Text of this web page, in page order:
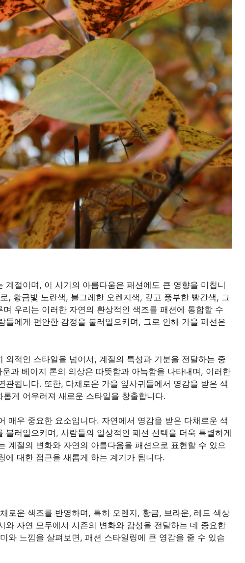
계절이며, 이 시기의 아름다움은 패션에도 큰 영향을 미칩니
, 황금빛 노란색, 불그레한 오렌지색, 깊고 풍부한 빨간색, 그
우리는 이러한 자연의 환상적인 색조를 패션에 통합할 수
들에게 편안한 감정을 불러일으키며, 그로 인해 가을 패션은
외적인 스타일을 넘어서, 계절의 특성과 기분을 전달하는 중
과 베이지 톤의 의상은 따뜻함과 아늑함을 나타내며, 이러한
관됩니다. 또한, 다채로운 가을 잎사귀들에서 영감을 받은 색
게 어우러져 새로운 스타일을 창출합니다.
매우 중요한 요소입니다. 자연에서 영감을 받은 다채로운 색
불러일으키며, 사람들의 일상적인 패션 선택을 더욱 특별하게
계절의 변화와 자연의 아름다움을 패션으로 표현할 수 있으
에 대한 접근을 새롭게 하는 계기가 됩니다.
로운 색조를 반영하며, 특히 오렌지, 황금, 브라운, 레드 색상
와 자연 모두에서 시즌의 변화와 감성을 전달하는 데 중요한
와 느낌을 살펴보면, 패션 스타일링에 큰 영감을 줄 수 있습